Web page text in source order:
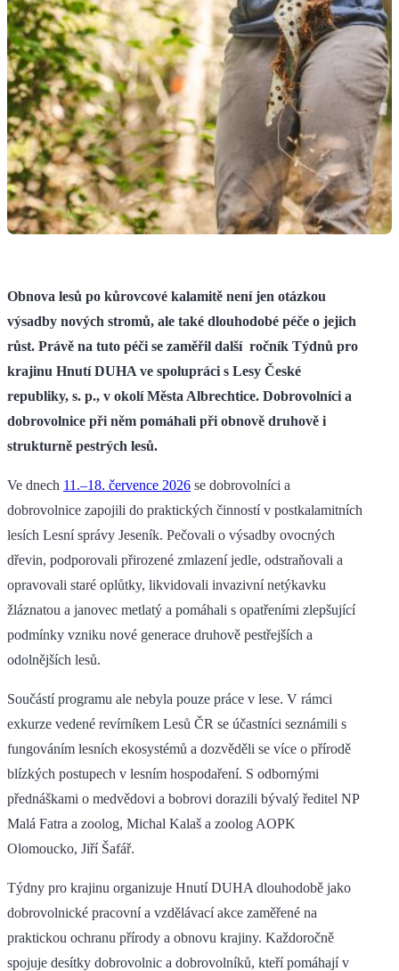
Obnova lesů po kůrovcové kalamitě není jen otázkou
výsadby nových stromů, ale také dlouhodobé péče o jejich
růst. Právě na tuto péči se zaměřil další ročník Týdnů pro
krajinu Hnutí DUHA ve spolupráci s Lesy České
republiky, s. p., v okolí Města Albrechtice. Dobrovolníci a
dobrovolnice při něm pomáhali při obnově druhově i
strukturně pestrých lesů.
Ve dnech 11.–18. července 2026 se dobrovolníci a
dobrovolnice zapojili do praktických činností v postkalamitních
lesích Lesní správy Jeseník. Pečovali o výsadby ovocných
dřevin, podporovali přirozené zmlazení jedle, odstraňovali a
opravovali staré oplůtky, likvidovali invazivní netýkavku
žláznatou a janovec metlatý a pomáhali s opatřeními zlepšující
podmínky vzniku nové generace druhově pestřejších a
odolnějších lesů.
Součástí programu ale nebyla pouze práce v lese. V rámci
exkurze vedené revírníkem Lesů ČR se účastníci seznámili s
fungováním lesních ekosystémů a dozvěděli se více o přírodě
blízkých postupech v lesním hospodaření. S odbornými
přednáškami o medvědovi a bobrovi dorazili bývalý ředitel NP
Malá Fatra a zoolog, Michal Kalaš a zoolog AOPK
Olomoucko, Jiří Šafář.
Týdny pro krajinu organizuje Hnutí DUHA dlouhodobě jako
dobrovolnické pracovní a vzdělávací akce zaměřené na
praktickou ochranu přírody a obnovu krajiny. Každoročně
spojuje desítky dobrovolnic a dobrovolníků, kteří pomáhají v